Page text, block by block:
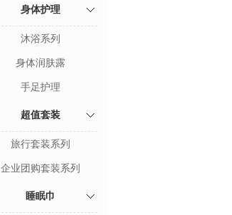
身体护理
沐浴系列
身体润肤露
手足护理
超值套装
旅行套装系列
企业团购套装系列
睡眠巾